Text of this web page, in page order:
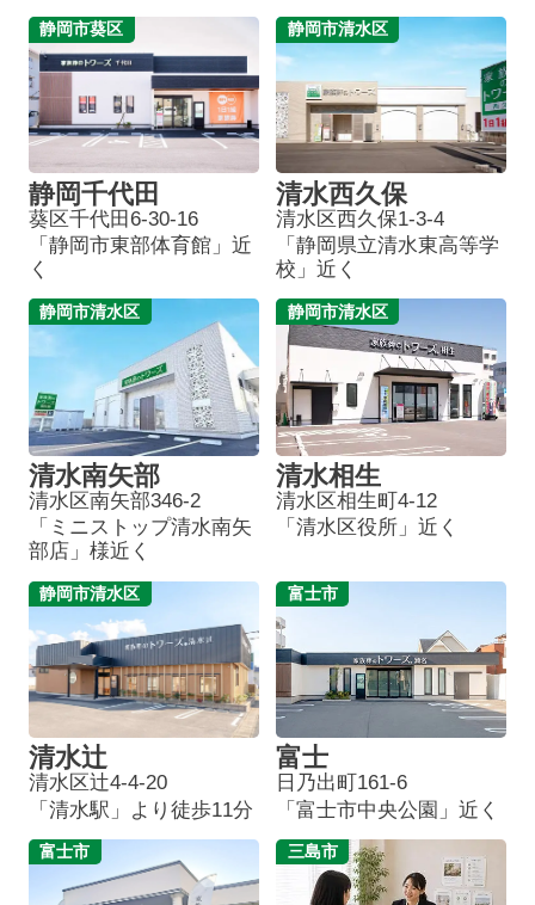
静岡市葵区
静岡千代田
葵区千代田6-30-16
「静岡市東部体育館」近
く
静岡市清水区
清水西久保
清水区西久保1-3-4
「静岡県立清水東高等学
校」近く
静岡市清水区
清水南矢部
清水区南矢部346-2
「ミニストップ清水南矢
部店」様近く
静岡市清水区
清水相生
清水区相生町4-12
「清水区役所」近く
静岡市清水区
清水辻
清水区辻4-4-20
「清水駅」より徒歩11分
富士市
富士
日乃出町161-6
「富士市中央公園」近く
富士市 三島市